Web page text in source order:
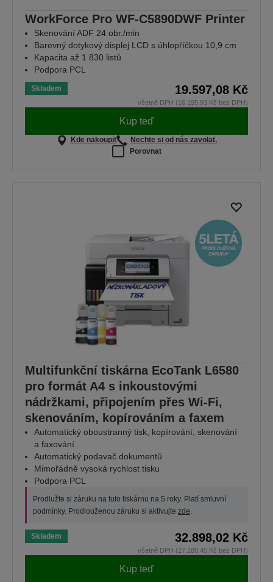
WorkForce Pro WF-C5890DWF Printer
Skenování ADF 24 obr./min
Barevný dotykový displej LCD s úhlopříčkou 10,9 cm
Kapacita až 1 830 listů
Podpora PCL
Skladem 19.597,08 Kč
včetně DPH (16.195,93 Kč bez DPH)
Kup teď
Kde nakoupit
Nechte si od nás zavolat.
Porovnat
Multifunkční tiskárna EcoTank L6580
pro formát A4 s inkoustovými
nádržkami, připojením přes Wi-Fi,
skenováním, kopírováním a faxem
Automatický oboustranný tisk, kopírování, skenování
a faxování
Automatický podavač dokumentů
Mimořádně vysoká rychlost tisku
Podpora PCL
Prodlužte si záruku na tuto tiskárnu na 5 roky. Platí smluvní
podmínky. Prodlouženou záruku si aktivujte zde.
Skladem 32.898,02 Kč
včetně DPH (27.188,45 Kč bez DPH)
Kup teď